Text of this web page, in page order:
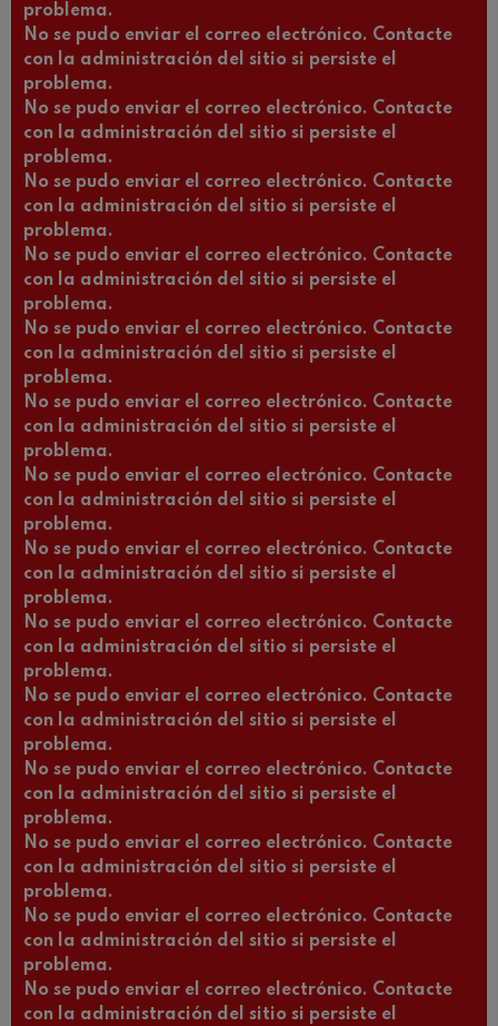
problema.
No se pudo enviar el correo electrónico. Contacte
con la administración del sitio si persiste el
problema.
No se pudo enviar el correo electrónico. Contacte
con la administración del sitio si persiste el
problema.
No se pudo enviar el correo electrónico. Contacte
con la administración del sitio si persiste el
problema.
No se pudo enviar el correo electrónico. Contacte
con la administración del sitio si persiste el
problema.
No se pudo enviar el correo electrónico. Contacte
con la administración del sitio si persiste el
problema.
No se pudo enviar el correo electrónico. Contacte
con la administración del sitio si persiste el
problema.
No se pudo enviar el correo electrónico. Contacte
con la administración del sitio si persiste el
problema.
No se pudo enviar el correo electrónico. Contacte
con la administración del sitio si persiste el
problema.
No se pudo enviar el correo electrónico. Contacte
con la administración del sitio si persiste el
problema.
No se pudo enviar el correo electrónico. Contacte
con la administración del sitio si persiste el
problema.
No se pudo enviar el correo electrónico. Contacte
con la administración del sitio si persiste el
problema.
No se pudo enviar el correo electrónico. Contacte
con la administración del sitio si persiste el
problema.
No se pudo enviar el correo electrónico. Contacte
con la administración del sitio si persiste el
problema.
No se pudo enviar el correo electrónico. Contacte
con la administración del sitio si persiste el